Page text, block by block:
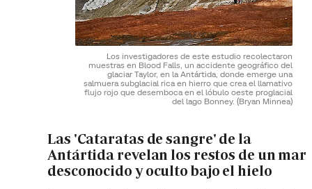
Los investigadores de este estudio recolectaron
muestras en Blood Falls, un accidente geográfico del
glaciar Taylor, en la Antártida, donde emerge una
salmuera subglacial rica en hierro que crea el llamativo
flujo rojo que desemboca en el lóbulo oeste proglacial
del lago Bonney. (Bryan Minnea)
Las 'Cataratas de sangre' de la
Antártida revelan los restos de un mar
desconocido y oculto bajo el hielo